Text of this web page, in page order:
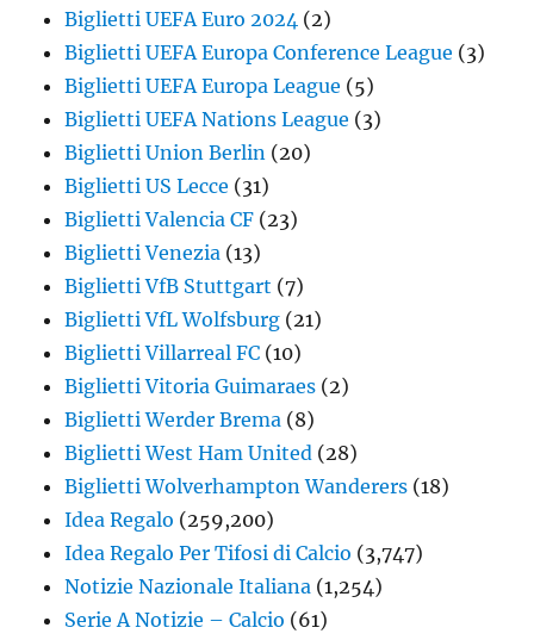
Biglietti UEFA Euro 2024 (2)
Biglietti UEFA Europa Conference League (3)
Biglietti UEFA Europa League (5)
Biglietti UEFA Nations League (3)
Biglietti Union Berlin (20)
Biglietti US Lecce (31)
Biglietti Valencia CF (23)
Biglietti Venezia (13)
Biglietti VfB Stuttgart (7)
Biglietti VfL Wolfsburg (21)
Biglietti Villarreal FC (10)
Biglietti Vitoria Guimaraes (2)
Biglietti Werder Brema (8)
Biglietti West Ham United (28)
Biglietti Wolverhampton Wanderers (18)
Idea Regalo (259,200)
Idea Regalo Per Tifosi di Calcio (3,747)
Notizie Nazionale Italiana (1,254)
Serie A Notizie – Calcio (61)